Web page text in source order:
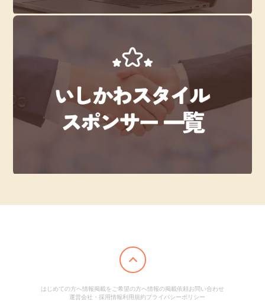
はじめての方へ情報掲載をご希望の方へ情報の掲載依頼お問い合わせ
運営会社・採用情報利用規約プライバシーポリシー